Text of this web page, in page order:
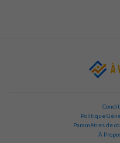
Politique
Paramètres de
À